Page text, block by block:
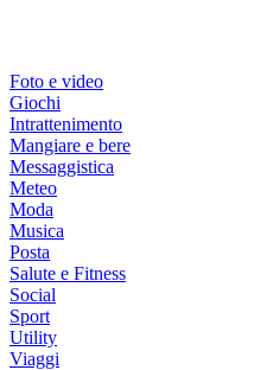
Foto e video
Giochi
Intrattenimento
Mangiare e bere
Messaggistica
Meteo
Moda
Musica
Posta
Salute e Fitness
Social
Sport
Utility
Viaggi